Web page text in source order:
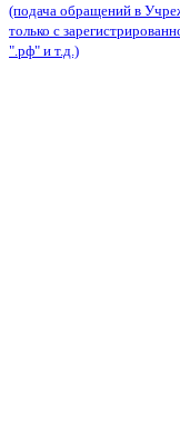
(подача обращений в
только с
".рф" и т.д.)